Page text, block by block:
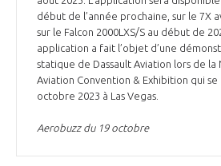
début de l’année prochaine, sur le 7X
sur le Falcon 2000LXS/S au début de
application a fait l’objet d’une
statique de Dassault Aviation lors de la
Aviation Convention & Exhibition qui
octobre 2023 à Las Vegas.
Aerobuzz du 19 octobre